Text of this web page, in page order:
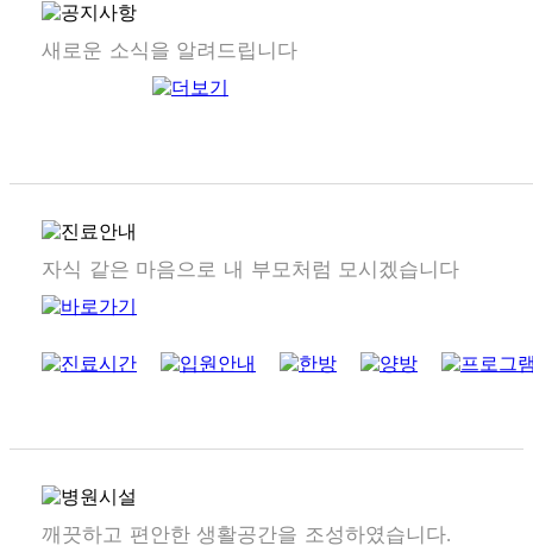
새로운 소식을 알려드립니다
자식 같은 마음으로 내 부모처럼 모시겠습니다
깨끗하고 편안한 생활공간을 조성하였습니다.